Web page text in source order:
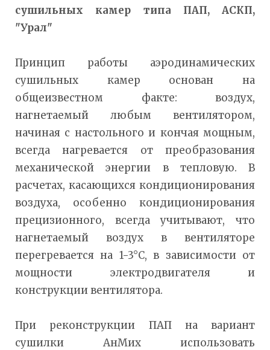
сушильных камер типа ПАП, АСКП,
"Урал"
Принцип работы аэродинамических
сушильных камер основан на
общеизвестном факте: воздух,
нагнетаемый любым вентилятором,
начиная с настольного и кончая мощным,
всегда нагревается от преобразования
механической энергии в тепловую. В
расчетах, касающихся кондиционирования
воздуха, особенно кондиционирования
прецизионного, всегда учитывают, что
нагнетаемый воздух в вентиляторе
перегревается на 1-3°С, в зависимости от
мощности электродвигателя и
конструкции вентилятора.
При реконструкции ПАП на вариант
сушилки АнМих использовать